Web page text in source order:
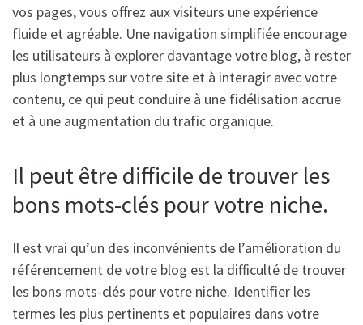
vos pages, vous offrez aux visiteurs une expérience
fluide et agréable. Une navigation simplifiée encourage
les utilisateurs à explorer davantage votre blog, à rester
plus longtemps sur votre site et à interagir avec votre
contenu, ce qui peut conduire à une fidélisation accrue
et à une augmentation du trafic organique.
Il peut être difficile de trouver les
bons mots-clés pour votre niche.
Il est vrai qu’un des inconvénients de l’amélioration du
référencement de votre blog est la difficulté de trouver
les bons mots-clés pour votre niche. Identifier les
termes les plus pertinents et populaires dans votre